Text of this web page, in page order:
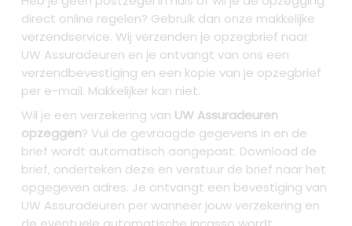
direct online regelen? Gebruik dan onze makkelijke
verzendservice. Wij verzenden je opzegbrief naar
UW Assuradeuren en je ontvangt van ons een
verzendbevestiging en een kopie van je opzegbrief
per e-mail. Makkelijker kan niet.
Wil je een verzekering van UW Assuradeuren
opzeggen? Vul de gevraagde gegevens in en de
brief wordt automatisch aangepast. Download de
brief, onderteken deze en verstuur de brief naar het
opgegeven adres. Je ontvangt een bevestiging van
UW Assuradeuren per wanneer jouw verzekering en